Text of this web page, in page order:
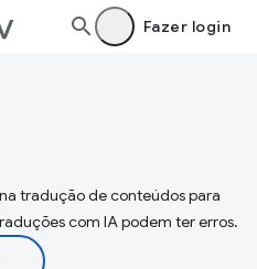
Fazer login
tradução de conteúdos para
com IA podem ter erros.